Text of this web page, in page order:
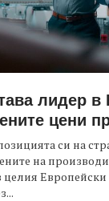
лидер
цени
си на
на
Европейски